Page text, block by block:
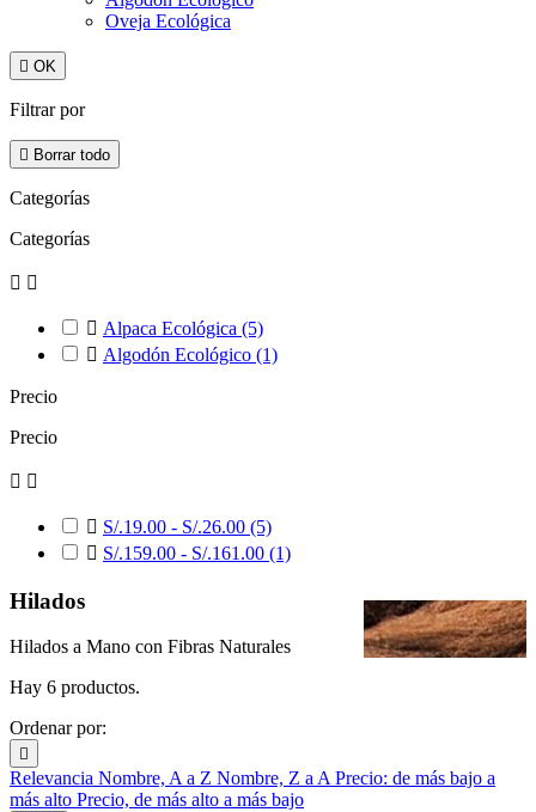
Oveja Ecológica
 OK
Filtrar por
 Borrar todo
Categorías
Categorías
 
 Alpaca Ecológica (5)
 Algodón Ecológico (1)
Precio
Precio
 
 S/.19.00 - S/.26.00 (5)
 S/.159.00 - S/.161.00 (1)
Hilados
Hilados a Mano con Fibras Naturales
Hay 6 productos.
Ordenar por:

Relevancia Nombre, A a Z Nombre, Z a APrecio: de más bajo a
más alto Precio, de más alto a más bajo